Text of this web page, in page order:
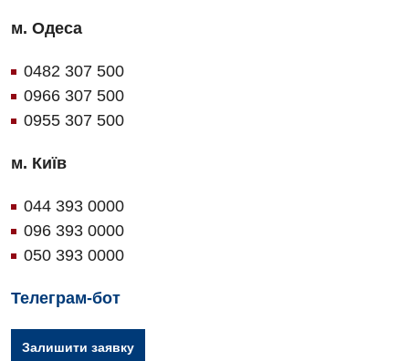
м. Одеса
0482 307 500
0966 307 500
0955 307 500
м. Київ
044 393 0000
096 393 0000
050 393 0000
Телеграм-бот
Залишити заявку